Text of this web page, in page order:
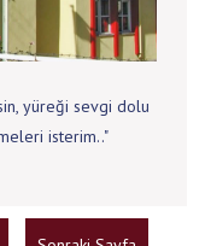
yüreği sevgi dolu
isterim.."